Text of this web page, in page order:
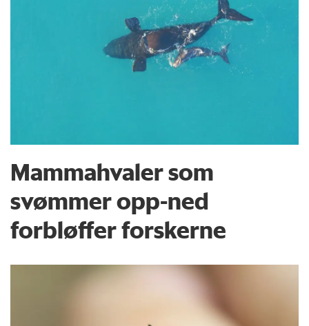
Mammahvaler som
svømmer opp-ned
forbløffer forskerne